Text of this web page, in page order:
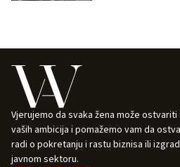
Vjerujemo da svaka žena može
vaših ambicija i pomažemo vam da
radi o pokretanju i rastu biznisa ili
javnom sektoru.